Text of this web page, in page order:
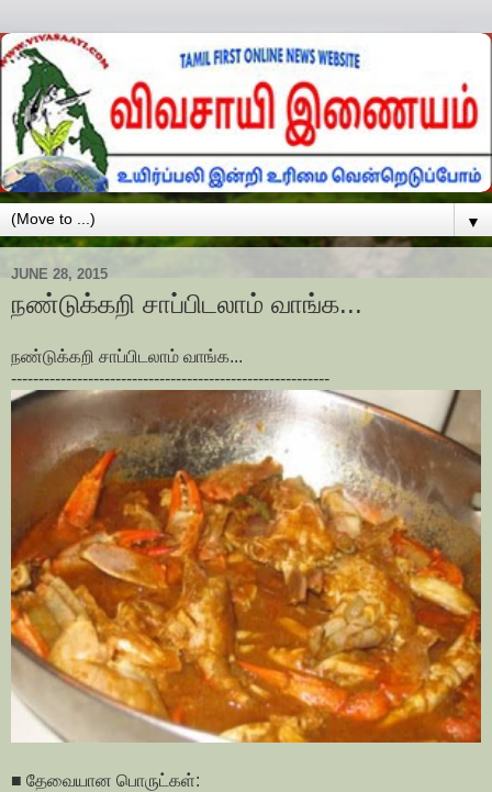
▼
JUNE 28, 2015
நண்டுக்கறி சாப்பிடலாம் வாங்க...
நண்டுக்கறி சாப்பிடலாம் வாங்க...
----------------------------------------------------------
■ தேவையான பொருட்கள்: